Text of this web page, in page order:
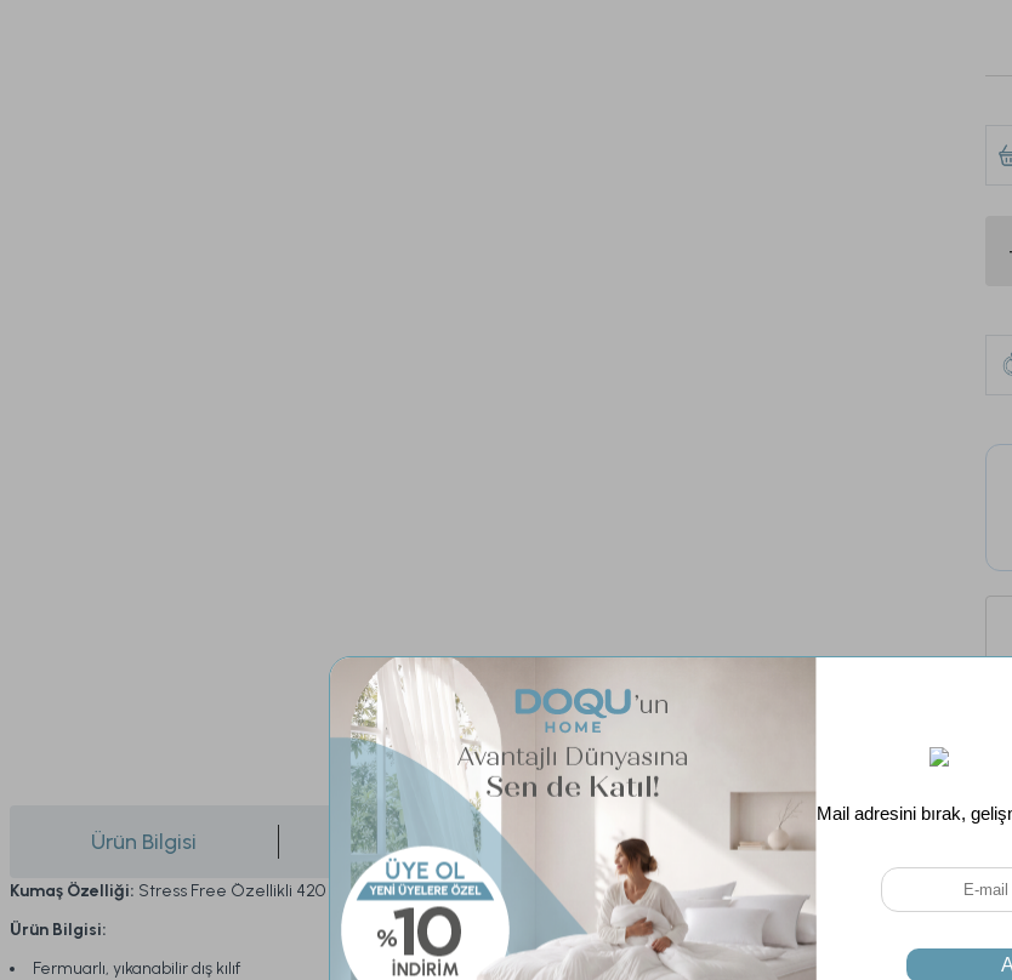
Ürün Bilgisi Yorumlar Soru & Cevap
Kumaş Özelliği: Stress Free Özellikli 420 gr/m² Örme Kumaş
Ürün Bilgisi:
Fermuarlı, yıkanabilir dış kılıf
Teslimat Süresi:
Teslimat süresi 30 gündür.
Set İçeriği:
Yatak (1 Adet)